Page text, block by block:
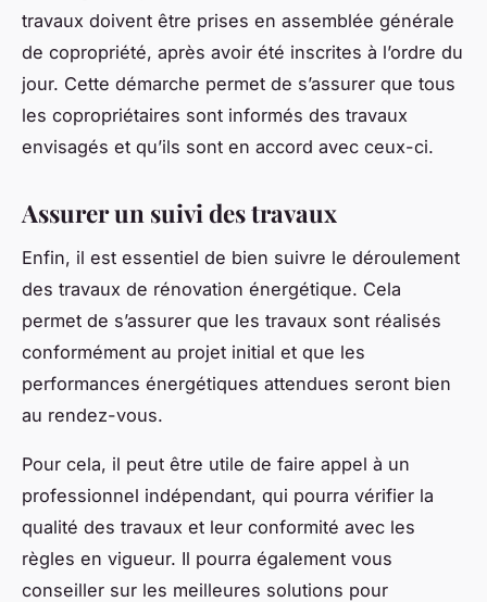
travaux doivent être prises en assemblée générale
de copropriété, après avoir été inscrites à l’ordre du
jour. Cette démarche permet de s’assurer que tous
les copropriétaires sont informés des travaux
envisagés et qu’ils sont en accord avec ceux-ci.
Assurer un suivi des travaux
Enfin, il est essentiel de bien suivre le déroulement
des travaux de rénovation énergétique. Cela
permet de s’assurer que les travaux sont réalisés
conformément au projet initial et que les
performances énergétiques attendues seront bien
au rendez-vous.
Pour cela, il peut être utile de faire appel à un
professionnel indépendant, qui pourra vérifier la
qualité des travaux et leur conformité avec les
règles en vigueur. Il pourra également vous
conseiller sur les meilleures solutions pour